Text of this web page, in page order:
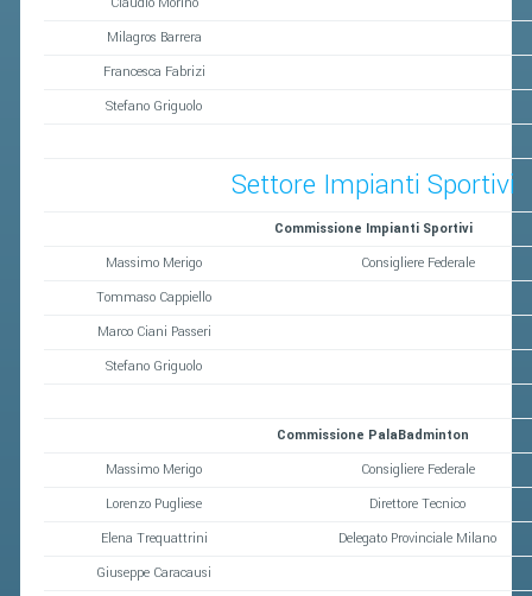
Milagros Barrera
Francesca Fabrizi
Stefano Griguolo
Settore Impianti Sportivi
Commissione Impianti Sportivi
Massimo Merigo
Consigliere Federale
Tommaso Cappiello
Marco Ciani Passeri
Stefano Griguolo
Commissione PalaBadminton
Massimo Merigo
Consigliere Federale
Lorenzo Pugliese
Direttore Tecnico
Elena Trequattrini
Delegato Provinciale Milano
Giuseppe Caracausi